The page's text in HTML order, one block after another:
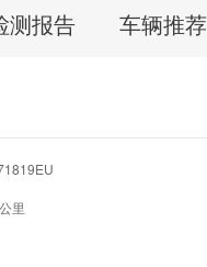
测报告 车辆推荐
里